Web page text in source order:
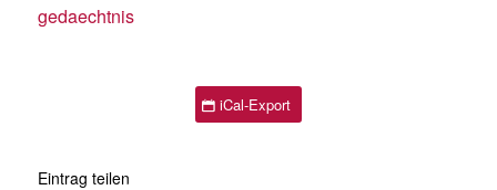
gedaechtnis
iCal-Export
Eintrag teilen